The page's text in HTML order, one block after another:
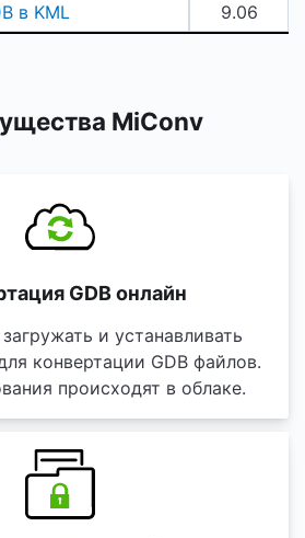
в KML
9.06
MiConv
GDB онлайн
и устанавливать
конвертации GDB файлов.
происходят в облаке.